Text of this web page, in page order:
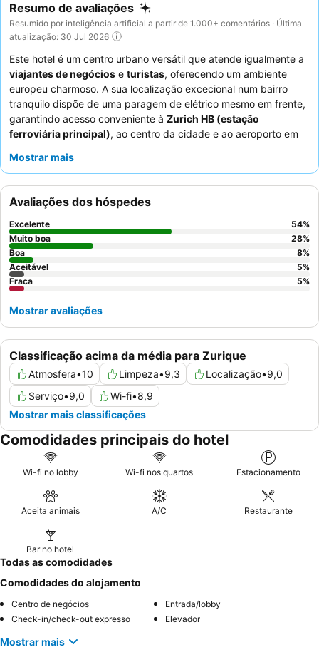
Resumo de avaliações
Resumido por inteligência artificial a partir de 1.000+ comentários · Última
atualização: 30 Jul 2026
Este hotel é um centro urbano versátil que atende igualmente a
viajantes de negócios e turistas, oferecendo um ambiente
europeu charmoso. A sua localização excecional num bairro
tranquilo dispõe de uma paragem de elétrico mesmo em frente,
garantindo acesso conveniente à Zurich HB (estação
ferroviária principal), ao centro da cidade e ao aeroporto em
aclamadoDifferente Restaurant
hóspedes elogiam consistentemente o profissionalismo
excecional dostaffe o pequeno-almoço farto e delicioso, que
apresenta a opção única de "cozer os seus próprios ovos". Para
uma experiência mais confortável e espaçosa, considere
solicitar quartos com
Mostrar mais
Classificação acima da média para Zurique
Atmosfera•10 Limpeza•9,3 Localização•9,0
Serviço•9,0 Wi-fi•8,9
Mostrar mais classificações
Avaliações dos hóspedes
Excelente 54%
Muito boa
28%
Boa
8%
Aceitável
5%
Fraca
5%
Mostrar avaliações
Comodidades principais do hotel
Wi-fi no lobby Wi-fi nos quartos Estacionamento
Aceita animais A/C Restaurante
Bar no hotel
Todas as comodidades
Comodidades do alojamento
Centro de negócios
Entrada/lobby
Check-in/check-out expresso
Elevador
Mostrar mais